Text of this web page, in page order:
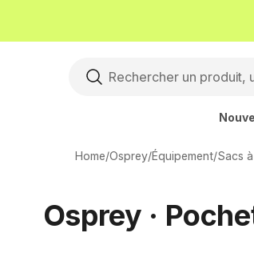
Home/Osprey/Équipement/Sacs
Osprey ·